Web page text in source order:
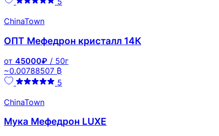
ChinaTown
ОПТ Мефедрон кристалл 14К
от 45000₽ / 50г
~0.00788507 ₿
5
ChinaTown
Мука Мефедрон LUXE